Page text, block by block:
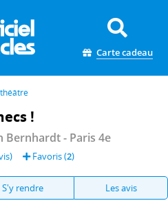
Carte cadeau
!
Bernhardt- Paris 4e
Favoris (2)
S'y rendre Les avis